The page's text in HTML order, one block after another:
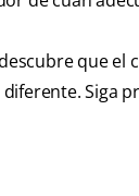
que
Siga